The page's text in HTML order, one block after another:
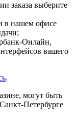
заказа выберите
в нашем офисе
Онлайн,
вашего
.
могут быть
Петербурге